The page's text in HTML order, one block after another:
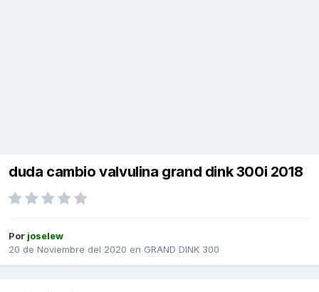
duda cambio valvulina grand dink 300i 2018
Por joselew
20 de Noviembre del 2020 en GRAND DINK 300